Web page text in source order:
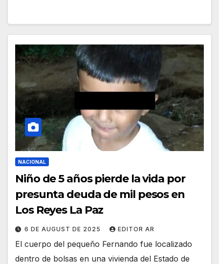
NACIONAL
Niño de 5 años pierde la vida por
presunta deuda de mil pesos en
Los Reyes La Paz
6 DE AUGUST DE 2025 EDITOR AR
El cuerpo del pequeño Fernando fue localizado
dentro de bolsas en una vivienda del Estado de